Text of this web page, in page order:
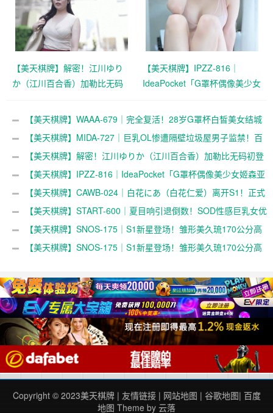
【美天棋牌】解密！江川ゆり
か（江川百合香）加勒比无码
角是谁？
【美天棋牌】IPZZ-816｜
IdeaPocket「G罩杯偶像美少女
消息公开
【美天棋牌】WAAA-679｜完全复活！28岁G罩杯白皙美女结城
莉乃怪病痊愈，新作本周上线
【美天棋牌】MIDA-727｜巨乳OL惨遭隔壁垃圾屋男子监禁！百
田光稀白皙美貌卷入惊悚事件
【美天棋牌】解密！江川ゆりか（江川百合香）加勒比无码初登
场，「天使のSEX」女主角是谁？
【美天棋牌】IPZZ-816｜IdeaPocket「G罩杯偶像美少女姬森亚
梦」曝光新动向，最新消息公开
【美天棋牌】CAWB-024｜白花にあ（白花仁爱）离开S1！正式
解禁，新作引发热议
【美天棋牌】START-600｜夏目响引退倒数！SOD性感巨乳女优
推出最终作品，火辣魅力全面绽放
【美天棋牌】SNOS-175｜S1新星登场！雏形美久琉170公分高
挑身材搭配I罩杯童颜外型引发关注
【美天棋牌】SNOS-175｜S1新星登场！雏形美久琉170公分高
Copyright © 2023美天棋牌| 友情链接| 网站地图 | 谷歌地图| 百度
地图 Theme by 云落